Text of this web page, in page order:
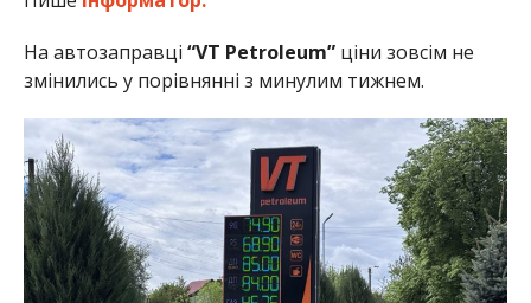
На автозаправці “VT Petroleum” ціни зовсім не
змінились у порівнянні з минулим тижнем.